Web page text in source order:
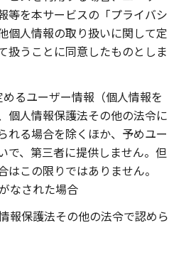
等を本サービスの「プライバシ
個人情報の取り扱いに関して定
扱うことに同意したものとしま
るユーザー情報（個人情報を
個人情報保護法その他の法令に
れる場合を除くほか、予めユー
で、第三者に提供しません。但
はこの限りではありません。
なされた場合
報保護法その他の法令で認めら